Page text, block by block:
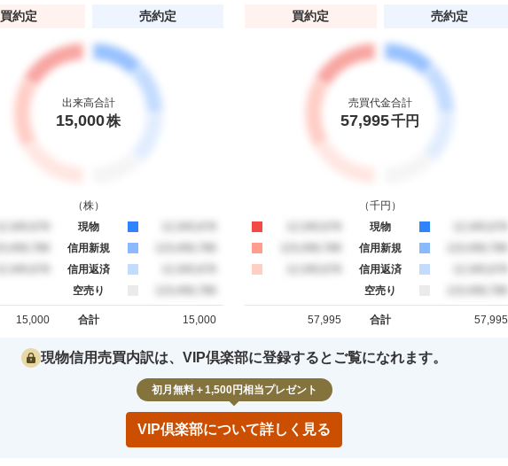
買約定 売約定
出来高合計
15,000株
（株）
現物
信用新規
信用返済
空売り
合計
15,000 15,000
買約定 売約定
売買代金合計
57,995千円
（千円 ）
現物
信用新規
信用返済
空売り
合計
57,995
売約定 合計
57,995
現物信用売買内訳は、VIP倶楽部に登録するとご覧になれます。
初月無料＋1,500円相当プレゼント
VIP倶楽部について詳しく見る